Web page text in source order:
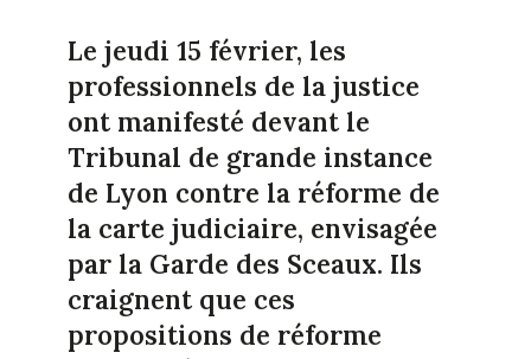
Le jeudi 15 février, les
professionnels de la justice
ont manifesté devant le
Tribunal de grande instance
de Lyon contre la réforme de
la carte judiciaire, envisagée
par la Garde des Sceaux. Ils
craignent que ces
propositions de réforme